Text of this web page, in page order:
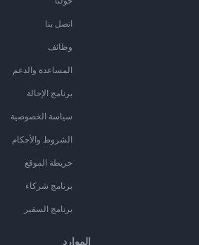
اتصل بنا
وظائف
المساعدة والدعم
برنامج الإحالة
سياسة الخصوصية
الشروط والأحكام
خريطة الموقع
برنامج شركاء
برنامج السفير
الموارد